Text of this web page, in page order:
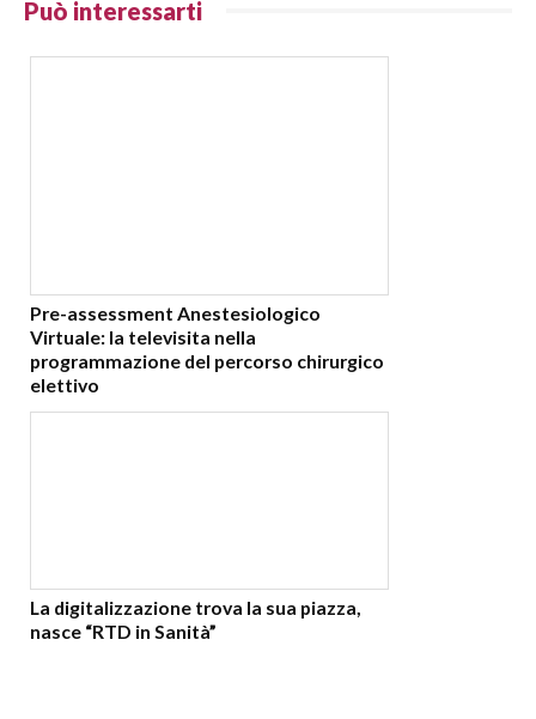
Può interessarti
Pre-assessment Anestesiologico
Virtuale: la televisita nella
programmazione del percorso chirurgico
elettivo
La digitalizzazione trova la sua piazza,
nasce “RTD in Sanità”